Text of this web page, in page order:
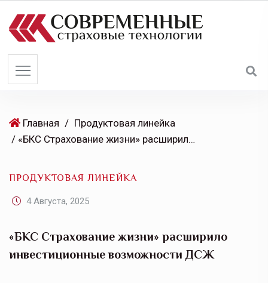
Главная / Продуктовая линейка
/ «БКС Страхование жизни» расширило инвестиционные возможности ДСЖ
ПРОДУКТОВАЯ ЛИНЕЙКА
4 Августа, 2025
«БКС Страхование жизни» расширило
инвестиционные возможности ДСЖ